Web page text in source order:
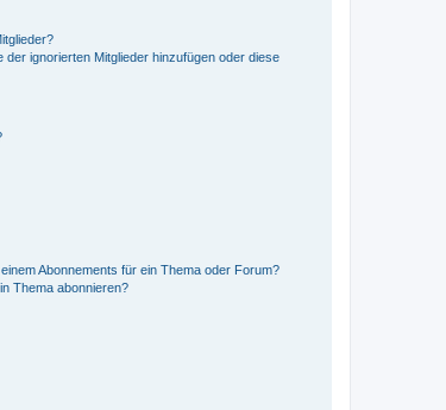
ignorierten Mitglieder hinzufügen oder diese
Abonnements für ein Thema oder Forum?
Thema abonnieren?